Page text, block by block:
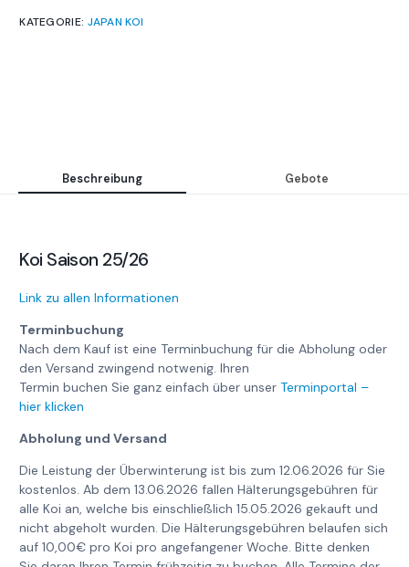
KATEGORIE: JAPAN KOI
Beschreibung Gebote
Koi Saison 25/26
Link zu allen Informationen
Terminbuchung
Nach dem Kauf ist eine Terminbuchung für die Abholung oder
den Versand zwingend notwenig. Ihren
Termin buchen Sie ganz einfach über unserTerminportal –
hier klicken
Abholung und Versand
Die Leistung der Überwinterung ist bis zum 12.06.2026 für Sie
kostenlos. Ab dem 13.06.2026 fallen Hälterungsgebühren für
alle Koi an, welche bis einschließlich 15.05.2026 gekauft und
nicht abgeholt wurden. Die Hälterungsgebühren belaufen sich
auf 10,00€ pro Koi pro angefangener Woche. Bitte denken